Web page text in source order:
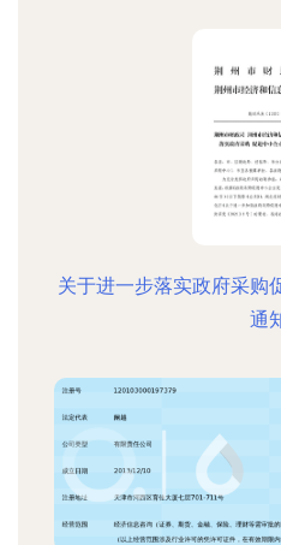
关于进一步落实政府采购
通